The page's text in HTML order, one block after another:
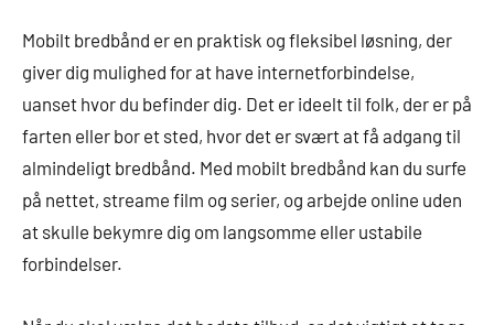
Mobilt bredbånd er en praktisk og fleksibel løsning, der
giver dig mulighed for at have internetforbindelse,
uanset hvor du befinder dig. Det er ideelt til folk, der er på
farten eller bor et sted, hvor det er svært at få adgang til
almindeligt bredbånd. Med mobilt bredbånd kan du surfe
på nettet, streame film og serier, og arbejde online uden
at skulle bekymre dig om langsomme eller ustabile
forbindelser.